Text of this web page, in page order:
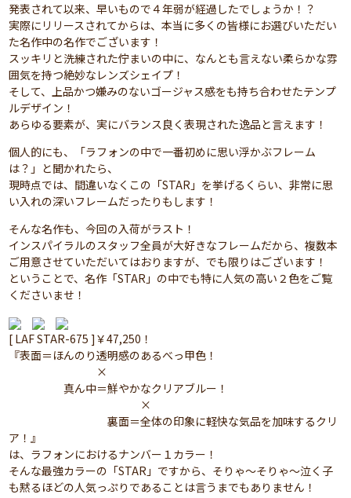
発表されて以来、早いもので４年弱が経過したでしょうか！？
実際にリリースされてからは、本当に多くの皆様にお選びいただい
た名作中の名作でございます！
スッキリと洗練された佇まいの中に、なんとも言えない柔らかな雰
囲気を持つ絶妙なレンズシェイプ！
そして、上品かつ嫌みのないゴージャス感をも持ち合わせたテンプ
ルデザイン！
あらゆる要素が、実にバランス良く表現された逸品と言えます！
個人的にも、「ラフォンの中で一番初めに思い浮かぶフレーム
は？」と聞かれたら、
現時点では、間違いなくこの「STAR」を挙げるくらい、非常に思
い入れの深いフレームだったりもします！
そんな名作も、今回の入荷がラスト！
インスパイラルのスタッフ全員が大好きなフレームだから、複数本
ご用意させていただいてはおりますが、でも限りはございます！
ということで、名作「STAR」の中でも特に人気の高い２色をご覧
くださいませ！
[ LAF STAR-675 ]￥47,250！
『表面＝ほんのり透明感のあるべっ甲色！
×
真ん中＝鮮やかなクリアブルー！
×
裏面＝全体の印象に軽快な気品を加味するクリ
ア！』
は、ラフォンにおけるナンバー１カラー！
そんな最強カラーの「STAR」ですから、そりゃ～そりゃ～泣く子
も黙るほどの人気っぷりであることは言うまでもありません！